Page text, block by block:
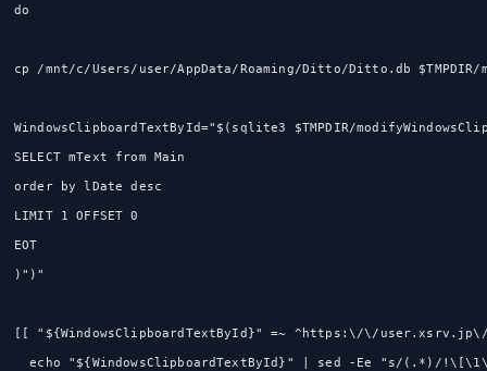
do
cp /mnt/c/Users/user/AppData/Roaming/Ditto/Ditto.db $TMPDIR/
WindowsClipboardTextById="$(sqlite3 $TMPDIR/
SELECT mText from Main
order by lDate desc
LIMIT 1 OFFSET 0
EOT
)")"
[[ "${WindowsClipboardTextById}" =~ ^https:\/\/
echo "${WindowsClipboardTextById}" | sed -Ee "s/(.*)/